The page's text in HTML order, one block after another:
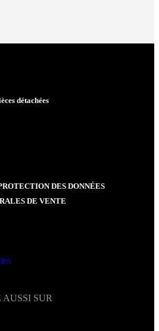
détachées
DES DONNÉES
DE VENTE
SUR